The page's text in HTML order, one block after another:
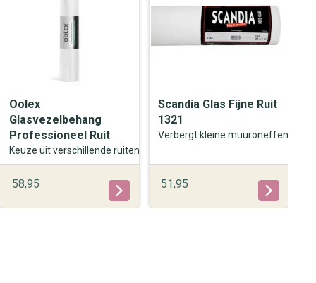
Mogelijkheid tot professioneel advies op maat
Wil je weten of dit behang geschikt is voor jouw project?
ons gerust, of kom langs in onze showroom.
Oolex
Glasvezelbehang
Professioneel Ruit
Keuze uit verschillende ruiten
58,95
Scandia Glas Fijne Ruit
1321
Verbergt kleine muuroneffenheden
51,95